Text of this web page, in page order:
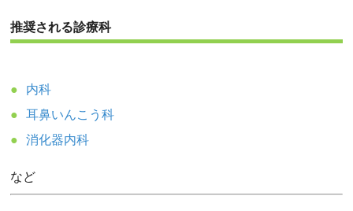
推奨される診療科
内科
耳鼻いんこう科
消化器内科
など